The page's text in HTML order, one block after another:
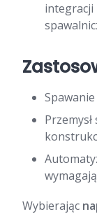
integracji
Wybierając